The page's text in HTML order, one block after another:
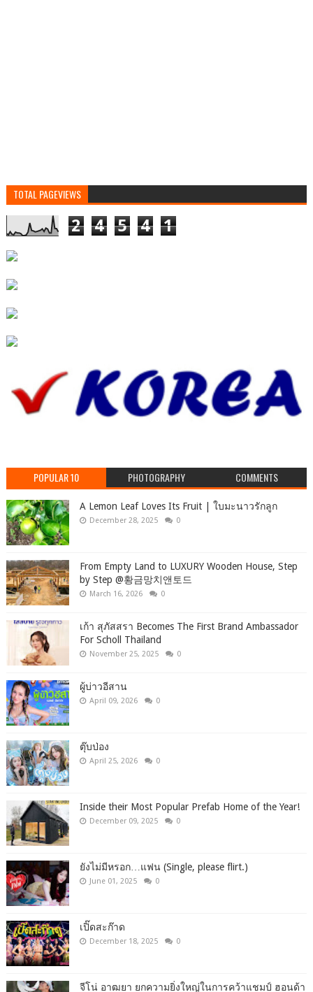
TOTAL PAGEVIEWS
2 4 5 4 1
POPULAR 10 PHOTOGRAPHY COMMENTS
A Lemon Leaf Loves Its Fruit | ใบมะนาวรักลูก
December 28, 2025 0
From Empty Land to LUXURY Wooden House, Step
by Step ‪@황금망치앤토드
March 16, 2026 0
เก้า สุภัสสรา Becomes The First Brand Ambassador
For Scholl Thailand
November 25, 2025 0
ผู้บ่าวอีสาน
April 09, 2026 0
ตุ๊บป่อง
April 25, 2026 0
Inside their Most Popular Prefab Home of the Year!
December 09, 2025 0
ยังไม่มีหรอก…แฟน (Single, please flirt.)
June 01, 2025 0
เปิ๊ดสะก๊าด
December 18, 2025 0
จีโน่ อาฒยา ยกความยิ่งใหญ่ในการคว้าแชมป์ ฮอนด้า